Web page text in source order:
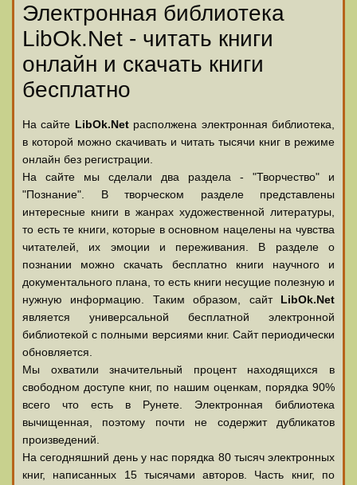
Электронная библиотека
LibOk.Net - читать книги
онлайн и скачать книги
бесплатно
На сайте LibOk.Netрасполжена электронная библиотека,
в которой можно скачивать и читать тысячи книг в режиме
онлайн без регистрации.
На сайте мы сделали два раздела - "Творчество" и
"Познание". В творческом разделе представлены
интересные книги в жанрах художественной литературы,
то есть те книги, которые в основном нацелены на чувства
читателей, их эмоции и переживания. В разделе о
познании можно скачать бесплатно книги научного и
документального плана, то есть книги несущие полезную и
нужную информацию. Таким образом, сайт LibOk.Net
является универсальной бесплатной электронной
библиотекой с полными версиями книг. Сайт периодически
обновляется.
Мы охватили значительный процент находящихся в
свободном доступе книг, по нашим оценкам, порядка 90%
всего что есть в Рунете. Электронная библиотека
вычищенная, поэтому почти не содержит дубликатов
произведений.
На сегодняшний день у нас порядка 80 тысяч электронных
книг, написанных 15 тысячами авторов. Часть книг, по